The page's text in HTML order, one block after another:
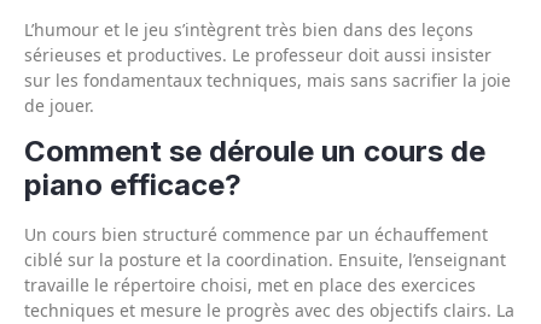
L’humour et le jeu s’intègrent très bien dans des leçons
sérieuses et productives. Le professeur doit aussi insister
sur les fondamentaux techniques, mais sans sacrifier la joie
de jouer.
Comment se déroule un cours de
piano efficace?
Un cours bien structuré commence par un échauffement
ciblé sur la posture et la coordination. Ensuite, l’enseignant
travaille le répertoire choisi, met en place des exercices
techniques et mesure le progrès avec des objectifs clairs. La